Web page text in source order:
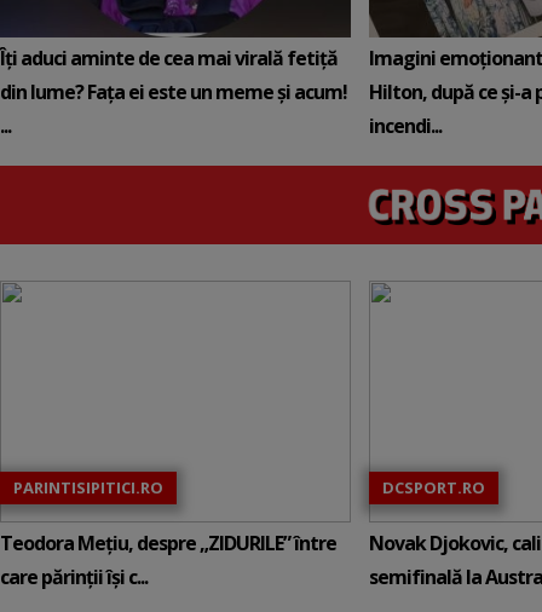
Îți aduci aminte de cea mai virală fetiță
din lume? Fața ei este un meme și acum!
...
Imagini
Hilton, după ce și-a
incendi...
PARINTISIPITICI.RO
Teodora Mețiu, despre „ZIDURILE” între
care părinții își c...
DCSPORT.RO
Novak Djokovic,
semifinală la